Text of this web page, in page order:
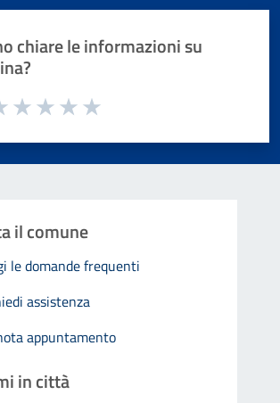
chiare le informazioni su
la pagina
il comune
le domande frequenti
assistenza
appuntamento
in città